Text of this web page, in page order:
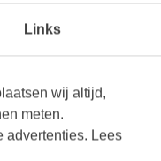
THUIS.
we dat elke
Links
wij altijd,
meten.
advertenties. Lees